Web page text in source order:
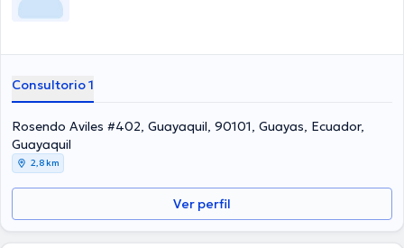
Consultorio 1
Rosendo Aviles #402, Guayaquil, 90101, Guayas, Ecuador,
Guayaquil
2,8 km
Ver perfil